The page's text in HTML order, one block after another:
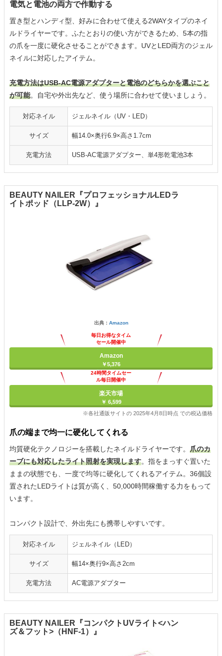
電気と電池の両方で作動する
置き型とハンディ型、好みに合わせて使える2WAYタイプのネイ
ルドライヤーです。ふたとおりの使い方ができるため、5本の指
の爪を一度に硬化させることができます。UVとLED両方のジェル
ネイルに対応したアイテム。
充電方法はUSB-AC電源アダプターと電池のどちらかを選ぶこと
が可能。自宅や外出先など、使う場所に合わせて使いましょう。
対応ネイル ジェルネイル（UV・LED）
サイズ 幅14.0×奥行6.9×高さ1.7cm
充電方法 USB-AC電源アダプター、単4形乾電池3本
BEAUTY NAILER『プロフェッショナルLEDラ
イトポッド（LLP-2W）』
出典： Amazon
毎日お得なタイム
セール開催中
Amazon
￥5,376
24時間タイムセー
ル毎日開催中
楽天市場
￥ 6,599
※各社通販サイトの 2025年4月8日時点 での税込価格
爪の端まで均一に硬化してくれる
均質硬化テクノロジーを搭載したネイルドライヤーです。 爪のカ
ーブにも対応したライト照射を実現します。指をまっすぐ置いた
ままの状態でも、一度で均等に硬化してくれるアイテム。36個設
置されたLEDライトは質が高く、50,000時間稼働する力をもって
います。
コンパクト設計で、外出先にも携帯しやすいです。
対応ネイル ジェルネイル（LED）
サイズ 幅14×奥行9×高さ2cm
充電方法 AC電源アダプター
BEAUTY NAILER『コンパクトUVライト<ハン
ズ＆フット>（HNF-1）』